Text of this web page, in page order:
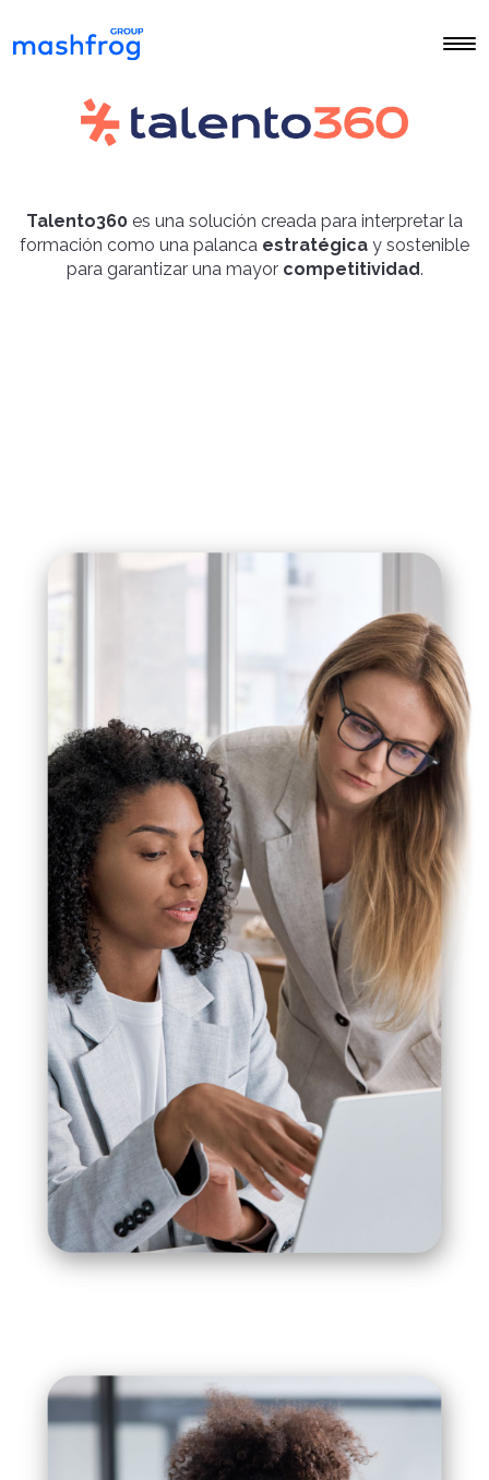
Talento360 es una solución creada para interpretar la
formación como una palanca estratégica y sostenible
para garantizar una mayor competitividad.